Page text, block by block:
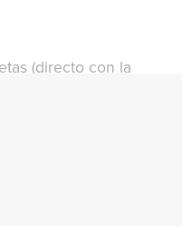
(directo con la